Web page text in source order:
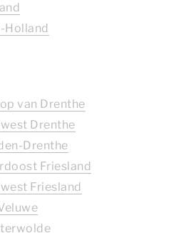
Holland
van Drenthe
Drenthe
Drenthe
Friesland
Friesland